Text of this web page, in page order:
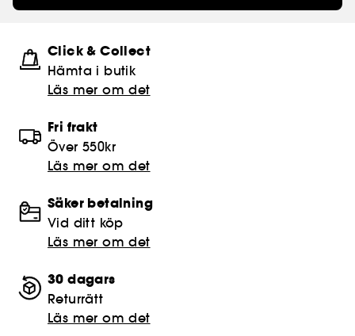
Click & Collect
Hämta i butik​
Läs mer om det
Fri frakt
Över 550kr
Läs mer om det
Säker betalning
Vid ditt köp
Läs mer om det
30 dagars
Returrätt
Läs mer om det